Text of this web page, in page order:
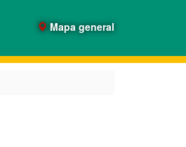
Mapa general